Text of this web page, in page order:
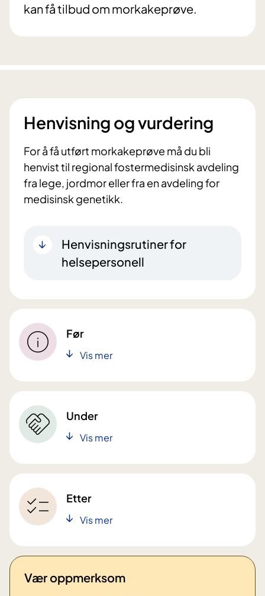
kan få tilbud om morkakeprøve.
Henvisning og vurdering
For å få utført morkakeprøve må du bli
henvist til regional fostermedisinsk avdeling
fra lege, jordmor eller fra en avdeling for
medisinsk genetikk.
Henvisningsrutiner for
helsepersonell
Før
Vis mer
Under
Vis mer
Etter
Vis mer
Vær oppmerksom